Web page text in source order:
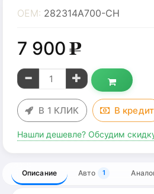
OEM: 282314A700-CH
7 900g
В 1 КЛИК В кредит
Нашли дешевле? Обсудим
Описание Авто 1